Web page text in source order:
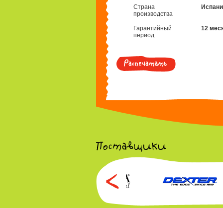
Страна
производства
Гарантийный
период
12